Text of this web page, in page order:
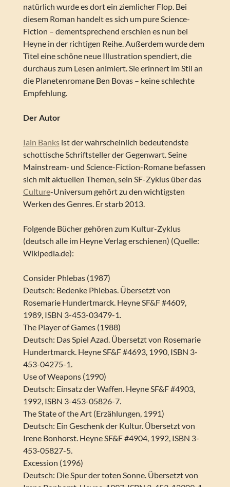
natürlich wurde es dort ein ziemlicher Flop. Bei
diesem Roman handelt es sich um pure Science-
Fiction – dementsprechend erschien es nun bei
Heyne in der richtigen Reihe. Außerdem wurde dem
Titel eine schöne neue Illustration spendiert, die
durchaus zum Lesen animiert. Sie erinnert im Stil an
die Planetenromane Ben Bovas – keine schlechte
Empfehlung.
Der Autor
Iain Banksist der wahrscheinlich bedeutendste
schottische Schriftsteller der Gegenwart. Seine
Mainstream- und Science-Fiction-Romane befassen
sich mit aktuellen Themen, sein SF-Zyklus über das
Culture-Universum gehört zu den wichtigsten
Werken des Genres. Er starb 2013.
Folgende Bücher gehören zum Kultur-Zyklus
(deutsch alle im Heyne Verlag erschienen) (Quelle:
Wikipedia.de):
Consider Phlebas (1987)
Deutsch: Bedenke Phlebas. Übersetzt von
Rosemarie Hundertmarck. Heyne SF&F #4609,
1989, ISBN 3-453-03479-1.
The Player of Games (1988)
Deutsch: Das Spiel Azad. Übersetzt von Rosemarie
Hundertmarck. Heyne SF&F #4693, 1990, ISBN 3-
453-04275-1.
Use of Weapons (1990)
Deutsch: Einsatz der Waffen. Heyne SF&F #4903,
1992, ISBN 3-453-05826-7.
The State of the Art (Erzählungen, 1991)
Deutsch: Ein Geschenk der Kultur. Übersetzt von
Irene Bonhorst. Heyne SF&F #4904, 1992, ISBN 3-
453-05827-5.
Excession (1996)
Deutsch: Die Spur der toten Sonne. Übersetzt von